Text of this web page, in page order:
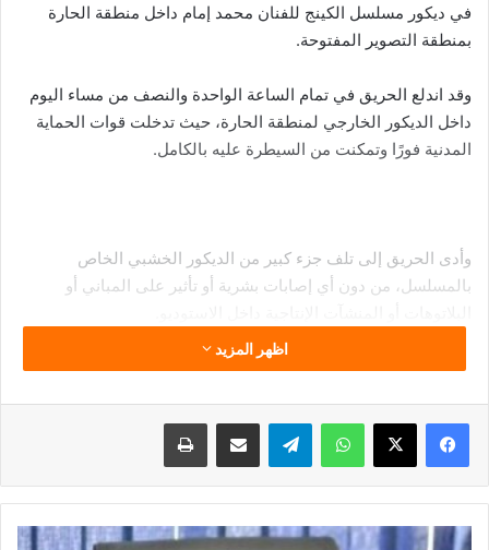
في ديكور مسلسل الكينج للفنان محمد إمام داخل منطقة الحارة
بمنطقة التصوير المفتوحة.
وقد اندلع الحريق في تمام الساعة الواحدة والنصف من مساء اليوم
داخل الديكور الخارجي لمنطقة الحارة، حيث تدخلت قوات الحماية
المدنية فورًا وتمكنت من السيطرة عليه بالكامل.
وأدى الحريق إلى تلف جزء كبير من الديكور الخشبي الخاص
بالمسلسل، من دون أي إصابات بشرية أو تأثير على المباني أو
وتؤكد الشركة ما يلي:
التصوير.
اظهر المزيد
فيسبوك ‫X واتساب تيلقرام مشاركة عبر البريد طباعة
تنمية